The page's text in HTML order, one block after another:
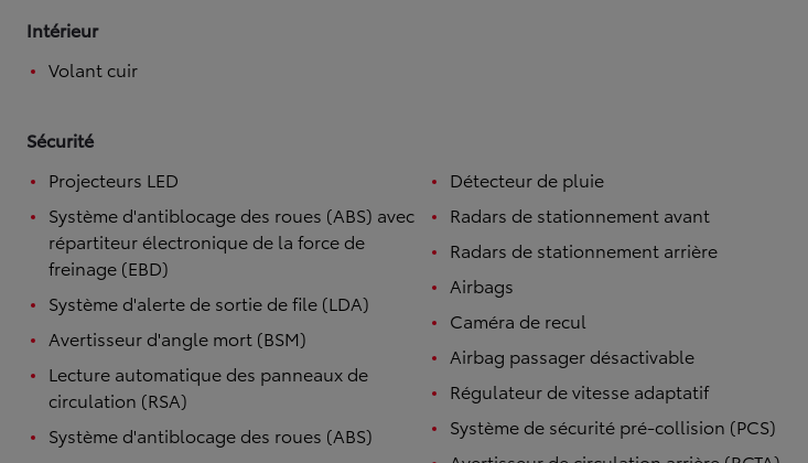
Intérieur
Volant cuir
Sécurité
Projecteurs LED
Système d'antiblocage des roues (ABS) avec
répartiteur électronique de la force de
freinage (EBD)
Système d'alerte de sortie de file (LDA)
Avertisseur d'angle mort (BSM)
Lecture automatique des panneaux de
circulation (RSA)
Système d'antiblocage des roues (ABS)
Détecteur de pluie
Radars de stationnement avant
Radars de stationnement arrière
Airbags
Caméra de recul
Airbag passager désactivable
Régulateur de vitesse adaptatif
Système de sécurité pré-collision (PCS)